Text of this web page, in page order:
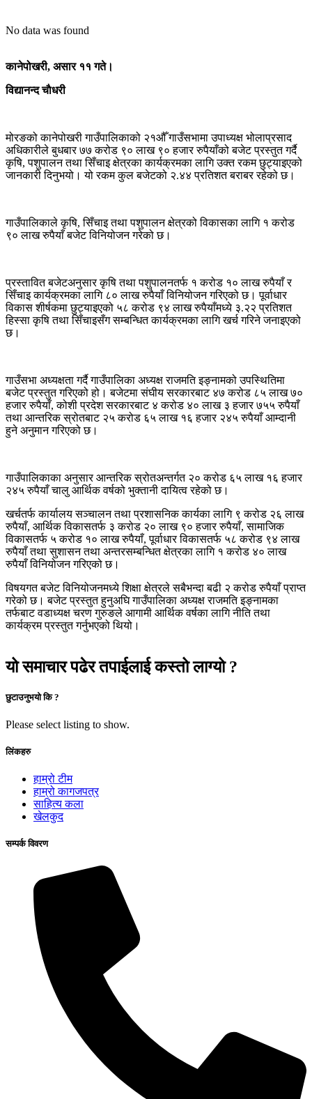
No data was found
कानेपोखरी, असार ११ गते।
विद्यानन्द चाैधरी
मोरङको कानेपोखरी गाउँपालिकाको २१औँ गाउँसभामा उपाध्यक्ष भोलाप्रसाद
अधिकारीले बुधबार ७७ करोड ९० लाख ९० हजार रुपैयाँको बजेट प्रस्तुत गर्दै
कृषि, पशुपालन तथा सिँचाइ क्षेत्रका कार्यक्रमका लागि उक्त रकम छुट्याइएको
जानकारी दिनुभयो। यो रकम कुल बजेटको २.४४ प्रतिशत बराबर रहेको छ।
गाउँपालिकाले कृषि, सिँचाइ तथा पशुपालन क्षेत्रको विकासका लागि १ करोड
९० लाख रुपैयाँ बजेट विनियोजन गरेको छ।
प्रस्तावित बजेटअनुसार कृषि तथा पशुपालनतर्फ १ करोड १० लाख रुपैयाँ र
सिँचाइ कार्यक्रमका लागि ८० लाख रुपैयाँ विनियोजन गरिएको छ। पूर्वाधार
विकास शीर्षकमा छुट्याइएको ५८ करोड ९४ लाख रुपैयाँमध्ये ३.२२ प्रतिशत
हिस्सा कृषि तथा सिँचाइसँग सम्बन्धित कार्यक्रमका लागि खर्च गरिने जनाइएको
छ।
गाउँसभा अध्यक्षता गर्दै गाउँपालिका अध्यक्ष राजमति इङ्नामको उपस्थितिमा
बजेट प्रस्तुत गरिएको हो। बजेटमा संघीय सरकारबाट ४७ करोड ८५ लाख ७०
हजार रुपैयाँ, कोशी प्रदेश सरकारबाट ४ करोड ४० लाख ३ हजार ७५५ रुपैयाँ
तथा आन्तरिक स्रोतबाट २५ करोड ६५ लाख १६ हजार २४५ रुपैयाँ आम्दानी
हुने अनुमान गरिएको छ।
गाउँपालिकाका अनुसार आन्तरिक स्रोतअन्तर्गत २० करोड ६५ लाख १६ हजार
२४५ रुपैयाँ चालु आर्थिक वर्षको भुक्तानी दायित्व रहेको छ।
खर्चतर्फ कार्यालय सञ्चालन तथा प्रशासनिक कार्यका लागि ९ करोड २६ लाख
रुपैयाँ, आर्थिक विकासतर्फ ३ करोड २० लाख ९० हजार रुपैयाँ, सामाजिक
विकासतर्फ ५ करोड १० लाख रुपैयाँ, पूर्वाधार विकासतर्फ ५८ करोड ९४ लाख
रुपैयाँ तथा सुशासन तथा अन्तरसम्बन्धित क्षेत्रका लागि १ करोड ४० लाख
रुपैयाँ विनियोजन गरिएको छ।
विषयगत बजेट विनियोजनमध्ये शिक्षा क्षेत्रले सबैभन्दा बढी २ करोड रुपैयाँ प्राप्त
गरेको छ। बजेट प्रस्तुत हुनुअघि गाउँपालिका अध्यक्ष राजमति इङ्नामका
तर्फबाट वडाध्यक्ष चरण गुरुङले आगामी आर्थिक वर्षका लागि नीति तथा
कार्यक्रम प्रस्तुत गर्नुभएको थियो।
यो समाचार पढेर तपाईलाई कस्तो लाग्यो ?
छुटाउनुभयो कि ?
Please select listing to show.
लिंकहरु
हाम्रो टीम
हाम्रो कागजपत्र
साहित्य कला
खेलकुद
सम्पर्क विवरण